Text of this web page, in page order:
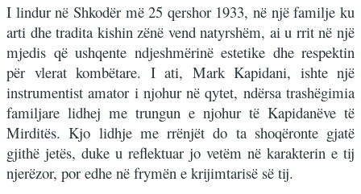
I lindur në Shkodër më 25 qershor 1933, në një familje ku
arti dhe tradita kishin zënë vend natyrshëm, ai u rrit në një
mjedis që ushqente ndjeshmërinë estetike dhe respektin
për vlerat kombëtare. I ati, Mark Kapidani, ishte një
instrumentist amator i njohur në qytet, ndërsa trashëgimia
familjare lidhej me trungun e njohur të Kapidanëve të
Mirditës. Kjo lidhje me rrënjët do ta shoqëronte gjatë
gjithë jetës, duke u reflektuar jo vetëm në karakterin e tij
njerëzor, por edhe në frymën e krijimtarisë së tij.